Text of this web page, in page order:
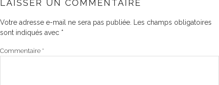
LAISSER UN COMMENTAIRE
Votre adresse e-mail ne sera pas publiée.
Les champs obligatoires
sont indiqués avec *
Commentaire *